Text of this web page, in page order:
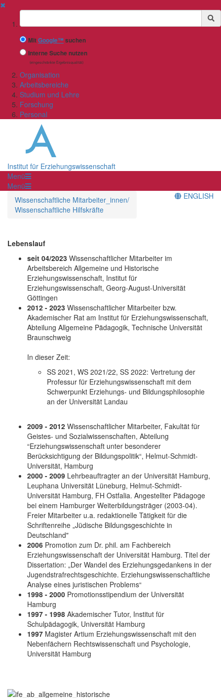
✖
Suchbegriff
MitGoogle™ suchen
Interne Suche nutzen
(eingeschränkte Ergebnisqualität)
Organisation
Arbeitsbereiche
Studium und Lehre
Forschung
Personal
Institut für Erziehungswissenschaft
Menü
Menü
Wissenschaftliche Mitarbeiter_innen/
Wissenschaftliche Hilfskräfte
ENGLISH
Lebenslauf
seit 04/2023 Wissenschaftlicher Mitarbeiter im
Arbeitsbereich Allgemeine und Historische
Erziehungswissenschaft, Institut für
Erziehungswissenschaft, Georg-August-Universität
Göttingen
2012 - 2023 Wissenschaftlicher Mitarbeiter bzw.
Akademischer Rat am Institut für Erziehungswissenschaft,
Abteilung Allgemeine Pädagogik, Technische Universität
Braunschweig
In dieser Zeit:
SS 2021, WS 2021/22, SS 2022: Vertretung der
Professur für Erziehungswissenschaft mit dem
Schwerpunkt Erziehungs- und Bildungsphilosophie
an der Universität Landau
2009 - 2012 Wissenschaftlicher Mitarbeiter, Fakultät für
Geistes- und Sozialwissenschaften, Abteilung
“Erziehungswissenschaft unter besonderer
Berücksichtigung der Bildungspolitik“, Helmut-Schmidt-
Universität, Hamburg
2000 - 2009 Lehrbeauftragter an der Universität Hamburg,
Leuphana Universität Lüneburg, Helmut-Schmidt-
Universität Hamburg, FH Ostfalia. Angestellter Pädagoge
bei einem Hamburger Weiterbildungsträger (2003-04).
Freier Mitarbeiter u.a. redaktionelle Tätigkeit für die
Schriftenreihe „Jüdische Bildungsgeschichte in
Deutschland"
2006 Promotion zum Dr. phil. am Fachbereich
Erziehungswissenschaft der Universität Hamburg. Titel der
Dissertation: „Der Wandel des Erziehungsgedankens in der
Jugendstrafrechtsgeschichte. Erziehungswissenschaftliche
Analyse eines juristischen Problems“
1998 - 2000 Promotionsstipendium der Universität
Hamburg
1997 - 1998 Akademischer Tutor, Institut für
Schulpädagogik, Universität Hamburg
1997 Magister Artium Erziehungswissenschaft mit den
Nebenfächern Rechtswissenschaft und Psychologie,
Universität Hamburg